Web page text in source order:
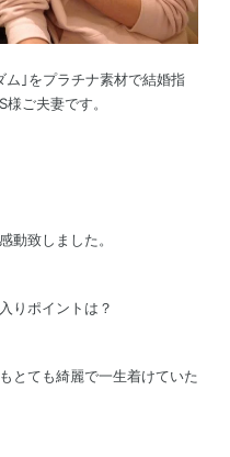
ム｣をプラチナ素材で結婚指
ご夫妻です。
動致しました。
りポイントは？
とても綺麗で一生着けていた